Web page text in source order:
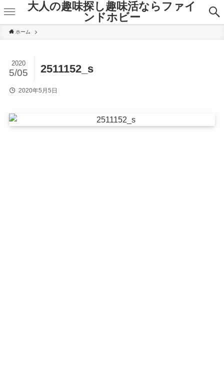
大人の趣味探し趣味活ならファイ
ンドホビー
ホーム
2511152_s
2020
5/05
2020年5月5日